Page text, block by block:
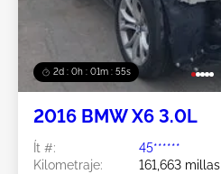
2d : 0h : 01m : 54s
2016 BMW X6 3.0L
Ít #:
45******
Kilometraje:
161,663 millas